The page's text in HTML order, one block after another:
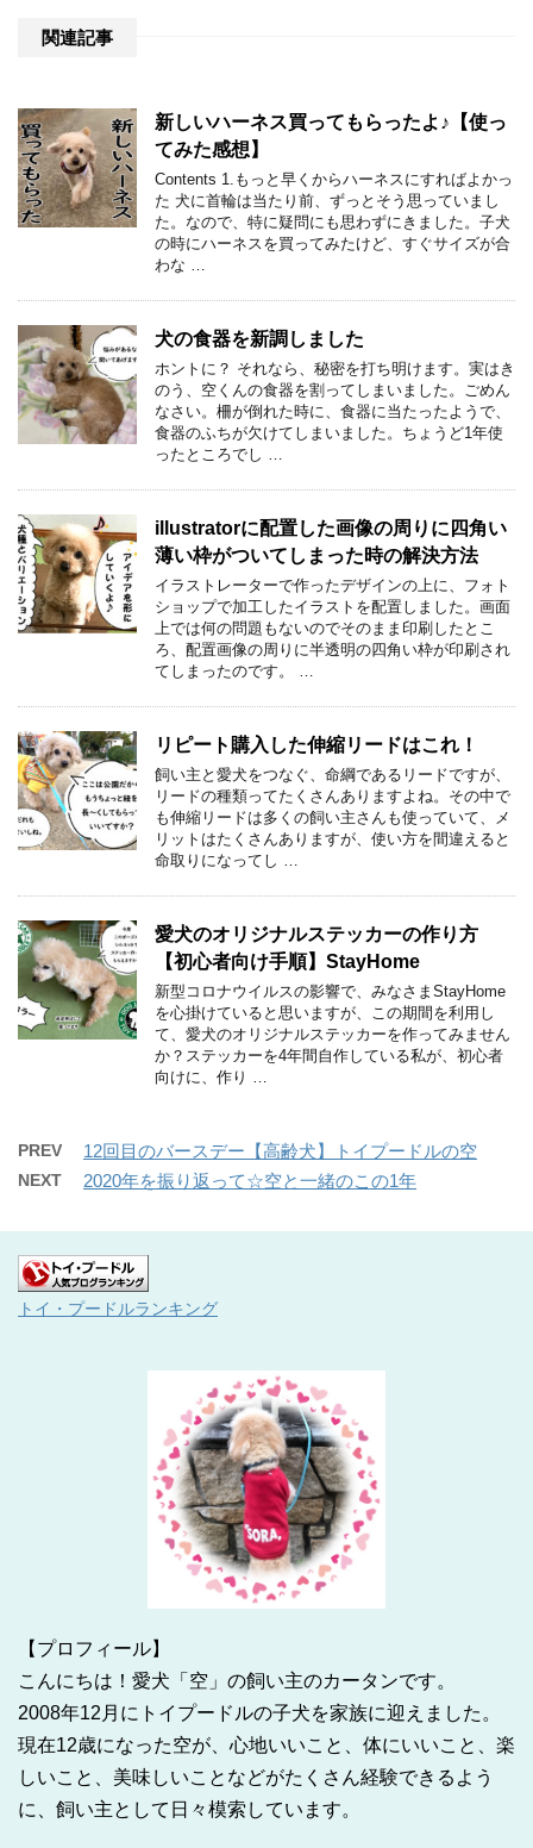
関連記事
新しいハーネス買ってもらったよ♪【使っ
てみた感想】
Contents 1.もっと早くからハーネスにすればよかっ
た 犬に首輪は当たり前、ずっとそう思っていまし
た。なので、特に疑問にも思わずにきました。子犬
の時にハーネスを買ってみたけど、すぐサイズが合
わな …
犬の食器を新調しました
ホントに？ それなら、秘密を打ち明けます。実はき
のう、空くんの食器を割ってしまいました。ごめん
なさい。柵が倒れた時に、食器に当たったようで、
食器のふちが欠けてしまいました。ちょうど1年使
ったところでし …
illustratorに配置した画像の周りに四角い
薄い枠がついてしまった時の解決方法
イラストレーターで作ったデザインの上に、フォト
ショップで加工したイラストを配置しました。画面
上では何の問題もないのでそのまま印刷したとこ
ろ、配置画像の周りに半透明の四角い枠が印刷され
てしまったのです。 …
リピート購入した伸縮リードはこれ！
飼い主と愛犬をつなぐ、命綱であるリードですが、
リードの種類ってたくさんありますよね。その中で
も伸縮リードは多くの飼い主さんも使っていて、メ
リットはたくさんありますが、使い方を間違えると
命取りになってし …
愛犬のオリジナルステッカーの作り方
【初心者向け手順】StayHome
新型コロナウイルスの影響で、みなさまStayHome
を心掛けていると思いますが、この期間を利用し
て、愛犬のオリジナルステッカーを作ってみません
か？ステッカーを4年間自作している私が、初心者
向けに、作り …
PREV 12回目のバースデー【高齢犬】トイプードルの空
NEXT 2020年を振り返って☆空と一緒のこの1年
トイ・プードルランキング
【プロフィール】
こんにちは！愛犬「空」の飼い主のカータンです。
2008年12月にトイプードルの子犬を家族に迎えました。
現在12歳になった空が、心地いいこと、体にいいこと、楽
しいこと、美味しいことなどがたくさん経験できるよう
に、飼い主として日々模索しています。